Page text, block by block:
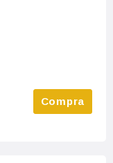
Compra